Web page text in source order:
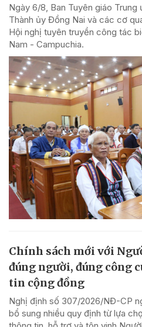
Ngày 6/8, Ban Tuyên giáo
Thành ủy Đồng Nai và các cơ
Hội nghị tuyên truyền công tác
Nam - Campuchia.
Chính sách mới với
đúng người, đúng công
tin cộng đồng
Nghị định số 307/2026/NĐ-CP
bổ sung nhiều quy định từ lựa